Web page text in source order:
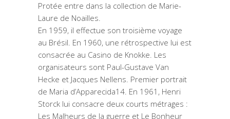
Protée entre dans la collection de Marie-
Laure de Noailles.
En 1959, il effectue son troisième voyage
au Brésil. En 1960, une rétrospective lui est
consacrée au Casino de Knokke. Les
organisateurs sont Paul-Gustave Van
Hecke et Jacques Nellens. Premier portrait
de Maria d’Apparecida14. En 1961, Henri
Storck lui consacre deux courts métrages :
Les Malheurs de la guerre et Le Bonheur